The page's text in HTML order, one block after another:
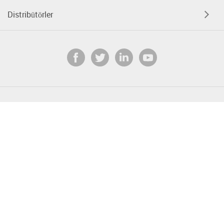
Distribütörler